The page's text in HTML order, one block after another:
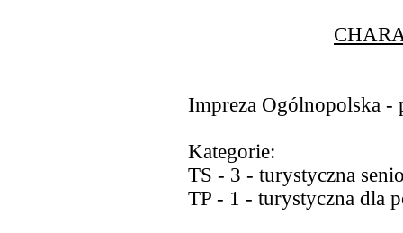
Impreza Ogólnopolska -
Kategorie:
TS - 3 - turystyczna
TP - 1 - turystyczna dla